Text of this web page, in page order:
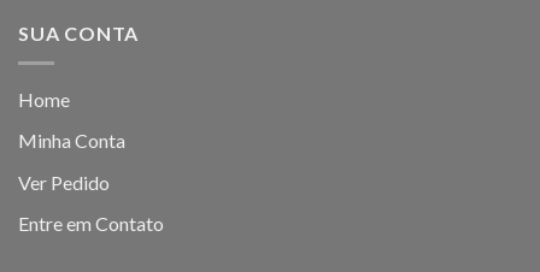
SUA CONTA
Home
Minha Conta
Ver Pedido
Entre em Contato